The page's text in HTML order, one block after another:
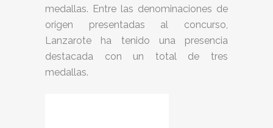
medallas. Entre las denominaciones de
origen presentadas al concurso,
Lanzarote ha tenido una presencia
destacada con un total de tres
medallas.